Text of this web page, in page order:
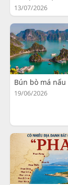
13/07/2026
Bún bò má nấu
19/06/2026